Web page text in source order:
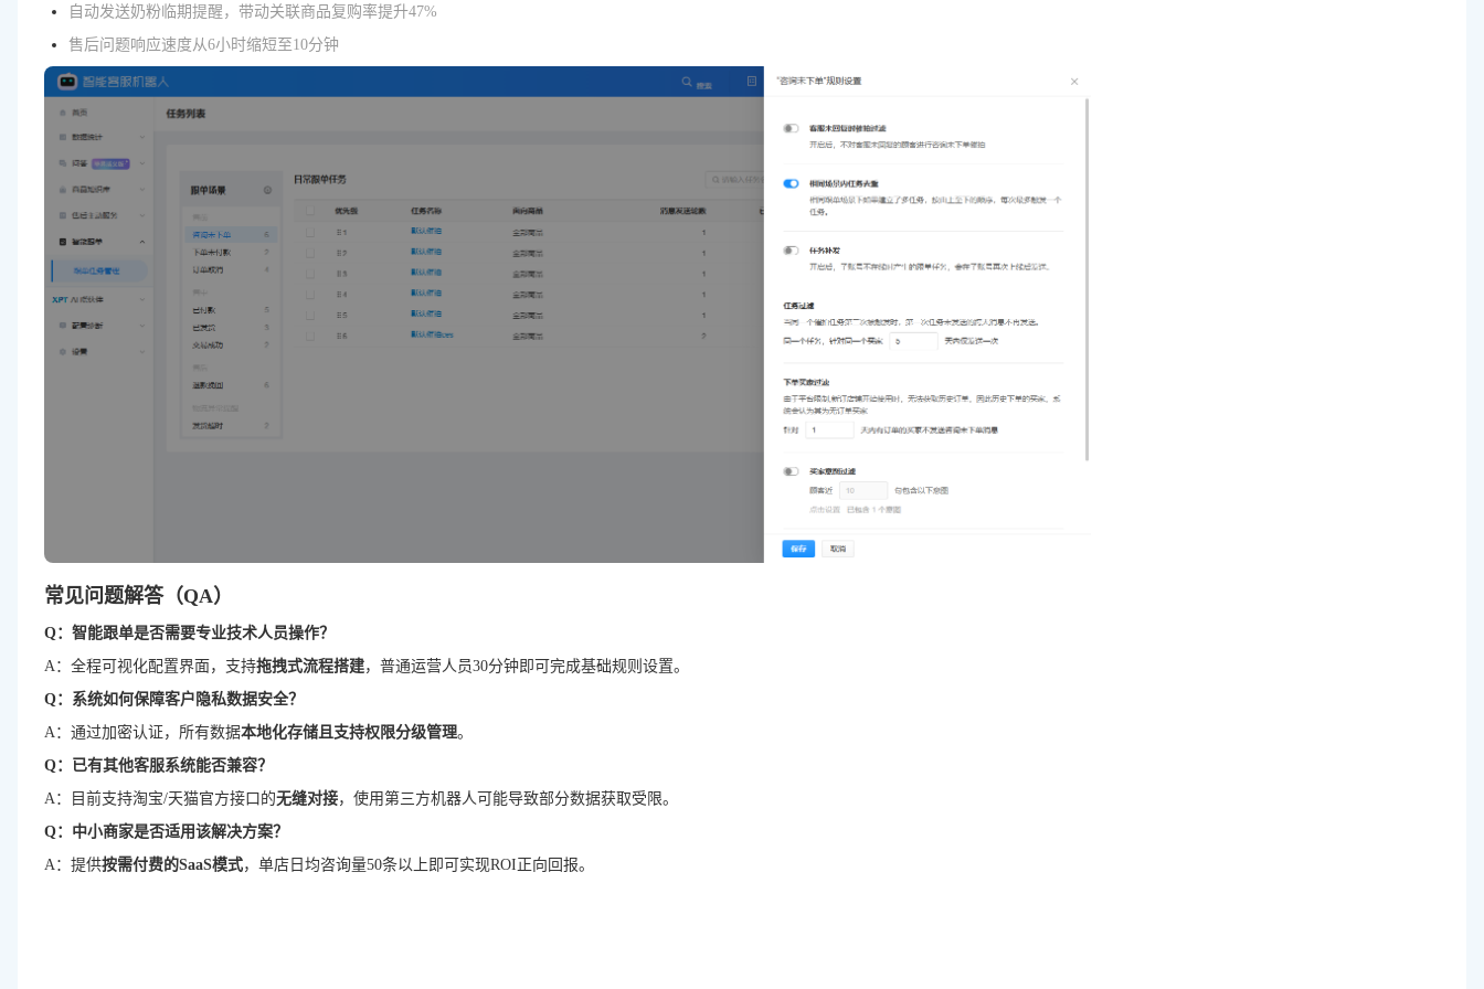
自动发送奶粉临期提醒，带动关联商品复购率提升47%
售后问题响应速度从6小时缩短至10分钟
常见问题解答（QA）
Q：智能跟单是否需要专业技术人员操作？
A：全程可视化配置界面，支持拖拽式流程搭建，普通运营人员30分钟即可完成基础规则设置。
Q：系统如何保障客户隐私数据安全？
A：通过加密认证，所有数据本地化存储且支持权限分级管理。
Q：已有其他客服系统能否兼容？
A：目前支持淘宝/天猫官方接口的无缝对接，使用第三方机器人可能导致部分数据获取受限。
Q：中小商家是否适用该解决方案？
A：提供按需付费的SaaS模式，单店日均咨询量50条以上即可实现ROI正向回报。